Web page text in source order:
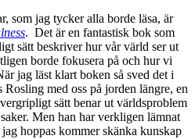
som jag tycker alla borde läsa, är
. Det är en fantastisk bok som
sätt beskriver hur vår värld ser ut
borde fokusera på och hur vi
jag läst klart boken så sved det i
med oss på jorden längre, en
sätt benar ut världsproblem
Men han har verkligen lämnat
hoppas kommer skänka kunskap